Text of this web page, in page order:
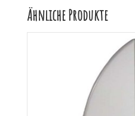
Ähnliche Produkte